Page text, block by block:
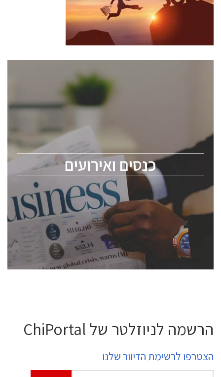
כנסים ואירועים
כנסים ואירועים
לכל העוסקים בתעשיית הסמיקונדקטור כולל מהנדסים,
ChipEx2026 will be held on May 12-13, 2026. The
conference is intended for everyone involved in the
semiconductor industry, including engineers,
professional experts, and senior executives.
לחץ לפרטים
הרשמה לניוזלטר של ChiPortal
הצטרפו לרשימת הדיוור שלנו